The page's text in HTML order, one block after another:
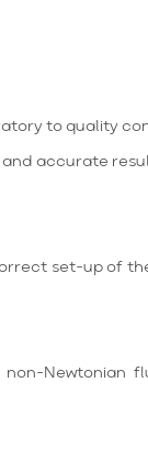
آزمایشگاهی با
to quality
accurate
set-up of
Newtonian